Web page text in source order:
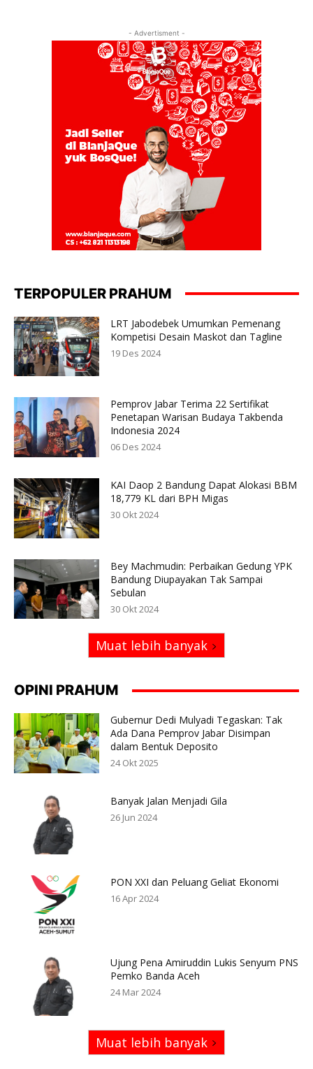
- Advertisment -
TERPOPULER PRAHUM
LRT Jabodebek Umumkan Pemenang
Kompetisi Desain Maskot dan Tagline
19 Des 2024
Pemprov Jabar Terima 22 Sertifikat
Penetapan Warisan Budaya Takbenda
Indonesia 2024
06 Des 2024
KAI Daop 2 Bandung Dapat Alokasi BBM
18,779 KL dari BPH Migas
30 Okt 2024
Bey Machmudin: Perbaikan Gedung YPK
Bandung Diupayakan Tak Sampai
Sebulan
30 Okt 2024
Muat lebih banyak
OPINI PRAHUM
Gubernur Dedi Mulyadi Tegaskan: Tak
Ada Dana Pemprov Jabar Disimpan
dalam Bentuk Deposito
24 Okt 2025
Banyak Jalan Menjadi Gila
26 Jun 2024
PON XXI dan Peluang Geliat Ekonomi
16 Apr 2024
Ujung Pena Amiruddin Lukis Senyum PNS
Pemko Banda Aceh
24 Mar 2024
Muat lebih banyak